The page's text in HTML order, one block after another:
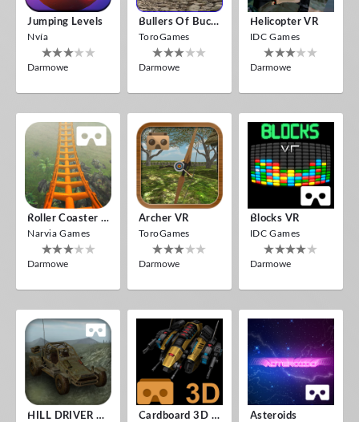
Jumping Levels
Nvía
Darmowe
Bullers Of Buchan Aberdeen
ToroGames
Darmowe
Helicopter VR
IDC Games
Darmowe
Roller Coaster VR
Narvia Games
Darmowe
Archer VR
ToroGames
Darmowe
Blocks VR
IDC Games
Darmowe
HILL DRIVER VR Cardboard 3D VR Space FPS Game Asteroids